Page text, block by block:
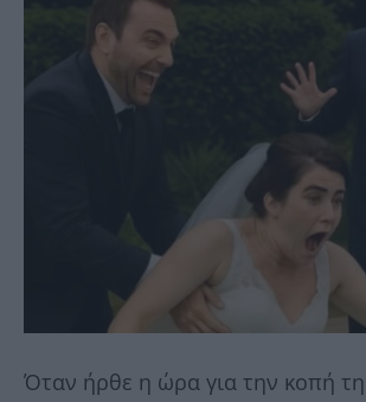
Όταν ήρθε η ώρα για την κοπή